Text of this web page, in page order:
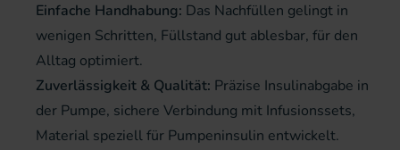
Einfache Handhabung: Das Nachfüllen gelingt in
wenigen Schritten, Füllstand gut ablesbar, für den
Alltag optimiert.
Zuverlässigkeit & Qualität: Präzise Insulinabgabe in
der Pumpe, sichere Verbindung mit Infusionssets,
Material speziell für Pumpeninsulin entwickelt.